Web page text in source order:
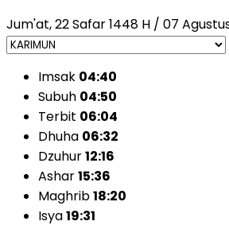
Jum'at, 22 Safar 1448 H / 07
Imsak 04:40
Subuh 04:50
Terbit 06:04
Dhuha 06:32
Dzuhur12:16
Ashar15:36
Maghrib18:20
Isya19:31